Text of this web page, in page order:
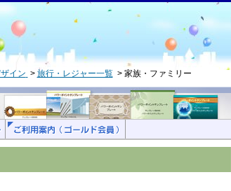
イン 旅行・レジャー一覧 家族・ファミリー